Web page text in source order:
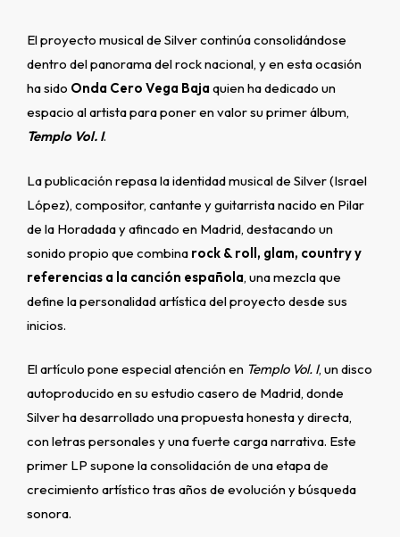
El proyecto musical de Silver continúa consolidándose
dentro del panorama del rock nacional, y en esta ocasión
ha sido Onda Cero Vega Baja quien ha dedicado un
espacio al artista para poner en valor su primer álbum,
Templo Vol. I.
La publicación repasa la identidad musical de Silver (Israel
López), compositor, cantante y guitarrista nacido en Pilar
de la Horadada y afincado en Madrid, destacando un
sonido propio que combina rock & roll, glam, country y
referencias a la canción española, una mezcla que
define la personalidad artística del proyecto desde sus
inicios.
El artículo pone especial atención en Templo Vol. I, un disco
autoproducido en su estudio casero de Madrid, donde
Silver ha desarrollado una propuesta honesta y directa,
con letras personales y una fuerte carga narrativa. Este
primer LP supone la consolidación de una etapa de
crecimiento artístico tras años de evolución y búsqueda
sonora.